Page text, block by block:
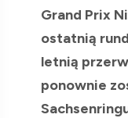
Grand Prix
ostatnią
letnią
ponownie